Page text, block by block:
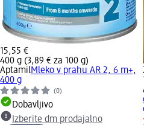
15,55 €
400 g (3,89 € za 100 g)
AptamilMleko v prahu AR 2, 6 m+,
400 g
(0)
Dobavljivo
Izberite dm prodajalno